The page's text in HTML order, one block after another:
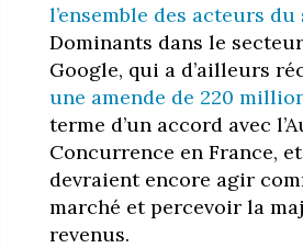
l’ensemble des acteurs du
Dominants dans le
Google, qui a d’ailleurs
une amende de 220
terme d’un accord avec
Concurrence en France,
devraient encore agir
marché et percevoir la
revenus.